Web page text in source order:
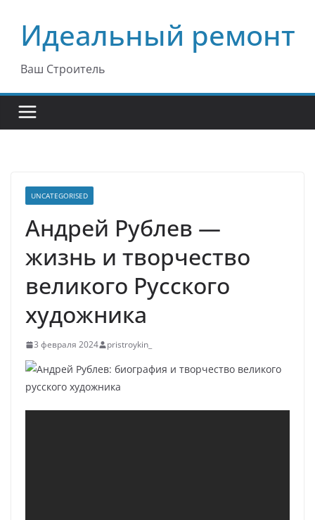
содержимому
Идеальный ремонт
Ваш Строитель
UNCATEGORISED
Андрей Рублев —
жизнь и творчество
великого Русского
художника
3 февраля 2024 pristroykin_